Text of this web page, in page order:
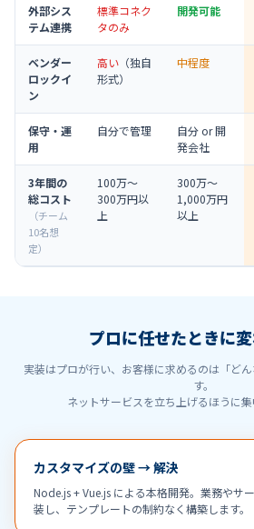
外部シス
テム連携
標準コネク
タのみ
開発可能
ベンダー
ロックイ
ン
高い （独自
形式）
中程度
保守・運
用
自分で管理
自分 or 開
発会社
3年間の
総コスト
（チーム
10名想
定）
100万〜
300万円以
上
300万〜
1,000万円
以上
プロに任せたときに
実装はプロが行い、お客様に求めるのは「ど
す。
ネットサービスを立ち上げるほうに集
カスタマイズの壁 → 解決
Node.js + Vue.js による本格開発。業務やサ
装し、テンプレートの制約なく構築します。